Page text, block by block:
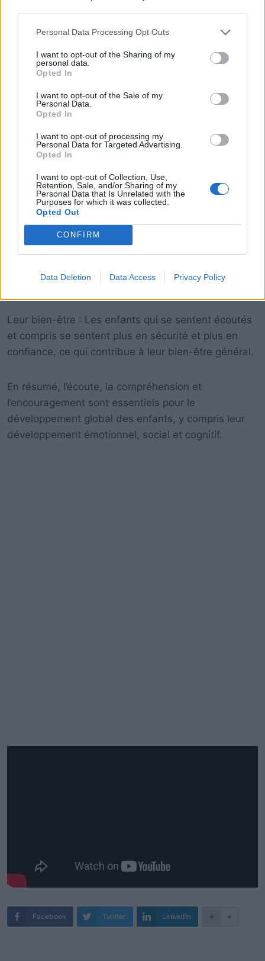
Personal Data Processing Opt Outs
I want to opt-out of the Sharing of my
personal data.
Opted In
I want to opt-out of the Sale of my
Personal Data.
Opted In
I want to opt-out of processing my
Personal Data for Targeted Advertising.
Opted In
I want to opt-out of Collection, Use,
Retention, Sale, and/or Sharing of my
Personal Data that Is Unrelated with the
Purposes for which it was collected.
Opted Out
CONFIRM
Data Deletion Data Access Privacy Policy
à découvrir de nouvelles choses.
Leur bien-être : Les enfants qui se sentent écoutés
et compris se sentent plus en sécurité et plus en
confiance, ce qui contribue à leur bien-être général.
En résumé, l’écoute, la compréhension et
l’encouragement sont essentiels pour le
développement global des enfants, y compris leur
développement émotionnel, social et cognitif.
Facebook Twitter LinkedIn +